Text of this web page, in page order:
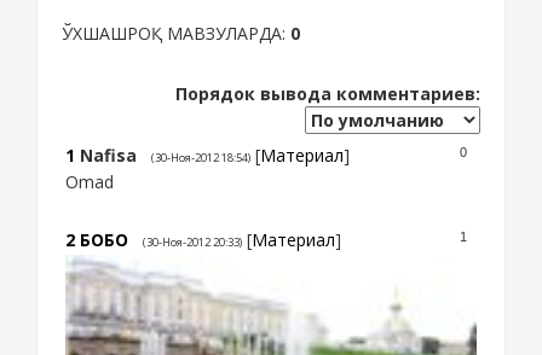
ЎХШАШРОҚ МАВЗУЛАРДА: 0
Порядок вывода комментариев:
0
1 Nafisa (30-Ноя-2012 18:54) [Материал]
Omad
1
2 БОБО (30-Ноя-2012 20:33) [Материал]